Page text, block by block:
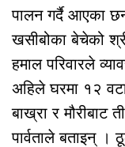
पालन गर्दै आएका
खसीबोका बेचेको
हमाल परिवारले
अहिले घरमा १२
बाख्रा र मौरीबाट
पार्वताले बताइन् ।